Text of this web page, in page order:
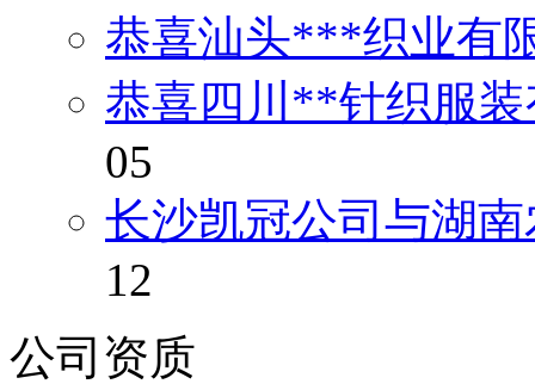
恭喜汕头***织业有
恭喜四川**针织服
05
长沙凯冠公司与湖
12
公司资质